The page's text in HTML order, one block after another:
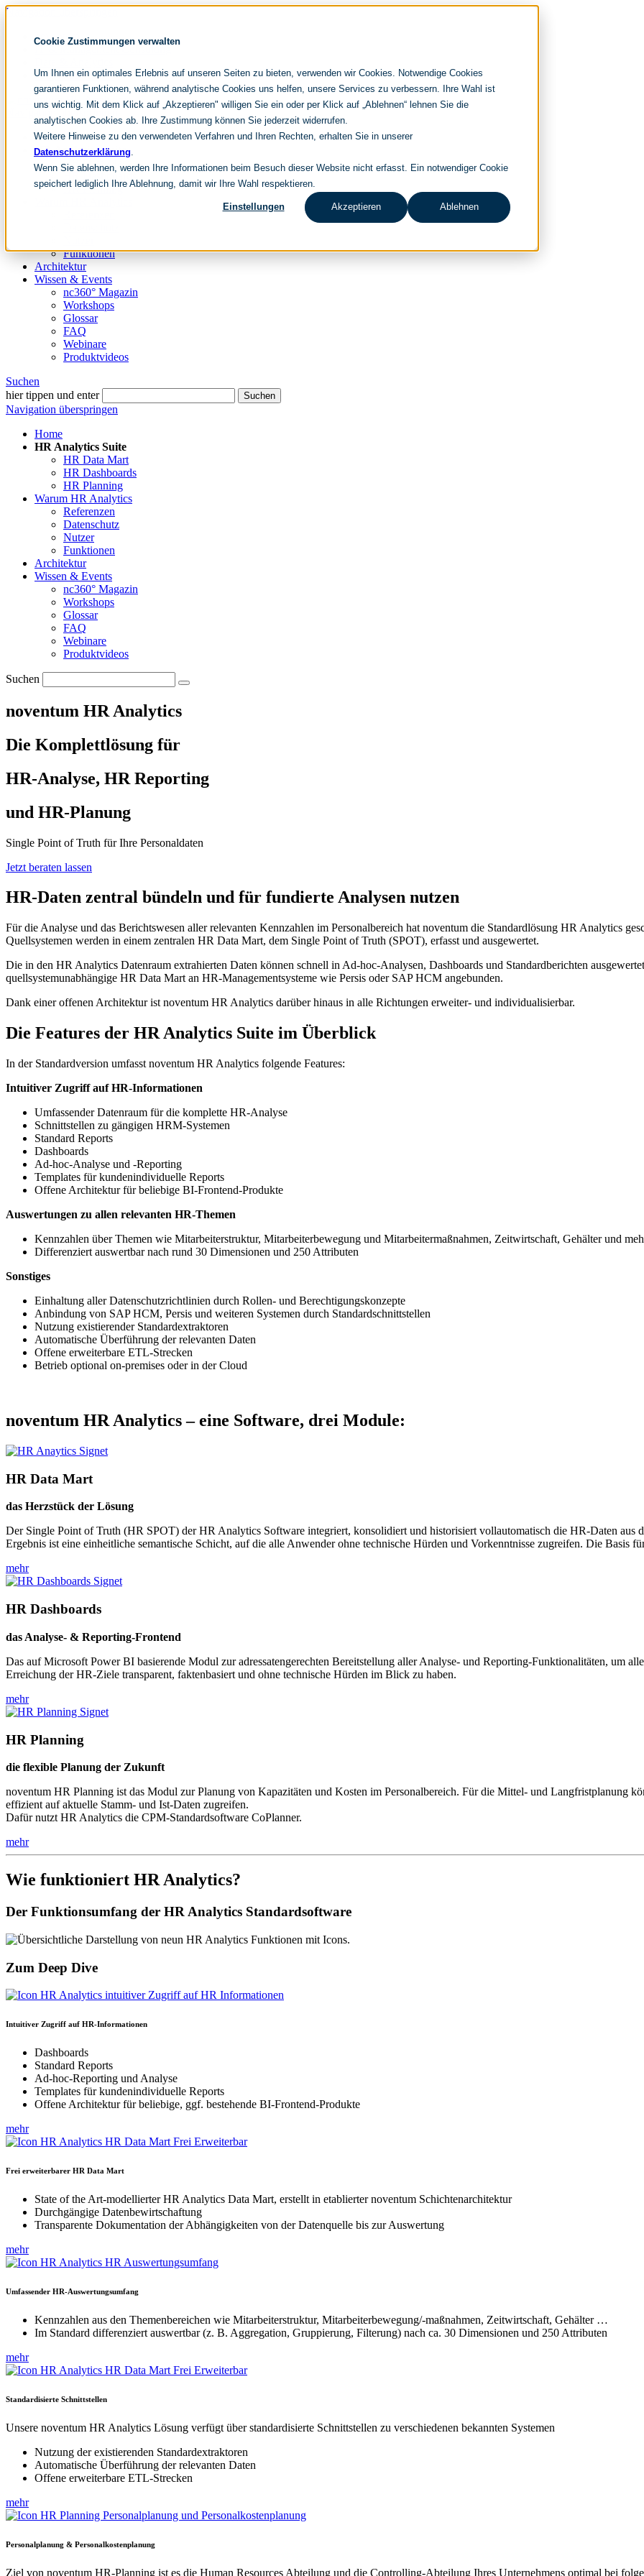
Cookie Zustimmungen verwalten
Um Ihnen ein optimales Erlebnis auf unseren Seiten zu bieten, verwenden wir Cookies. Notwendige Cookies
garantieren Funktionen, während analytische Cookies uns helfen, unsere Services zu verbessern. Ihre Wahl ist
uns wichtig. Mit dem Klick auf „Akzeptieren" willigen Sie ein oder per Klick auf „Ablehnen“ lehnen Sie die
analytischen Cookies ab. Ihre Zustimmung können Sie jederzeit widerrufen.
Weitere Hinweise zu den verwendeten Verfahren und Ihren Rechten, erhalten Sie in unserer
Datenschutzerklärung.
Wenn Sie ablehnen, werden Ihre Informationen beim Besuch dieser Website nicht erfasst. Ein notwendiger Cookie
speichert lediglich Ihre Ablehnung, damit wir Ihre Wahl respektieren.
Einstellungen Akzeptieren Ablehnen
Navigation überspringen
noventum
IT & Management Consulting
People & Culture
Navigation überspringen
Home
HR Analytics Suite
HR Data Mart
HR Dashboards
HR Planning
Funktionen
Architektur
Wissen & Events
nc360° Magazin
Workshops
Glossar
FAQ
Webinare
Produktvideos
Suchen
hier tippen und enter
Suchen
Navigation überspringen
Home
HR Analytics Suite
HR Data Mart
HR Dashboards
HR Planning
Warum HR Analytics
Referenzen
Datenschutz
Nutzer
Funktionen
Architektur
Wissen & Events
nc360° Magazin
Workshops
Glossar
FAQ
Webinare
Produktvideos
Suchen
noventum HR Analytics
Die Komplettlösung für
HR-Analyse, HR Reporting
und HR-Planung
Single Point of Truth für Ihre Personaldaten
Jetzt beraten lassen
HR-Daten zentral bündeln und für fundierte Analysen nutzen
Für die Analyse und das Berichtswesen aller relevanten Kennzahlen im Personalbereich hat noventum die Standardlösung HR Analytics
Quellsystemen werden in einem zentralen HR Data Mart, dem Single Point of Truth (SPOT), erfasst und ausgewertet.
Die in den HR Analytics Datenraum extrahierten Daten können schnell in Ad-hoc-Analysen, Dashboards und Standardberichten
quellsystemunabhängige HR Data Mart an HR-Managementsysteme wie Persis oder SAP HCM angebunden.
Dank einer offenen Architektur ist noventum HR Analytics darüber hinaus in alle Richtungen erweiter- und individualisierbar.
Die Features der HR Analytics Suite im Überblick
In der Standardversion umfasst noventum HR Analytics folgende Features:
Intuitiver Zugriff auf HR-Informationen
Umfassender Datenraum für die komplette HR-Analyse
Schnittstellen zu gängigen HRM-Systemen
Standard Reports
Dashboards
Ad-hoc-Analyse und -Reporting
Templates für kundenindividuelle Reports
Offene Architektur für beliebige BI-Frontend-Produkte
Auswertungen zu allen relevanten HR-Themen
Kennzahlen über Themen wie Mitarbeiterstruktur, Mitarbeiterbewegung und Mitarbeitermaßnahmen, Zeitwirtschaft, Gehälter und
Differenziert auswertbar nach rund 30 Dimensionen und 250 Attributen
Sonstiges
Einhaltung aller Datenschutzrichtlinien durch Rollen- und Berechtigungskonzepte
Anbindung von SAP HCM, Persis und weiteren Systemen durch Standardschnittstellen
Nutzung existierender Standardextraktoren
Automatische Überführung der relevanten Daten
Offene erweiterbare ETL-Strecken
Betrieb optional on-premises oder in der Cloud
noventum HR Analytics – eine Software, drei Module:
HR Data Mart
das Herzstück der Lösung
Der Single Point of Truth (HR SPOT) der HR Analytics Software integriert, konsolidiert und historisiert vollautomatisch die HR-Daten aus
Ergebnis ist eine einheitliche semantische Schicht, auf die alle Anwender ohne technische Hürden und Vorkenntnisse zugreifen. Die Basis
mehr
HR Dashboards
das Analyse- & Reporting-Frontend
Das auf Microsoft Power BI basierende Modul zur adressatengerechten Bereitstellung aller Analyse- und Reporting-Funktionalitäten, um
Erreichung der HR-Ziele transparent, faktenbasiert und ohne technische Hürden im Blick zu haben.
mehr
HR Planning
die flexible Planung der Zukunft
noventum HR Planning ist das Modul zur Planung von Kapazitäten und Kosten im Personalbereich. Für die Mittel- und Langfristplanung
effizient auf aktuelle Stamm- und Ist-Daten zugreifen.
Dafür nutzt HR Analytics die CPM-Standardsoftware CoPlanner.
mehr
Wie funktioniert HR Analytics?
Der Funktionsumfang der HR Analytics Standardsoftware
Zum Deep Dive
Intuitiver Zugriff auf HR-Informationen
Dashboards
Standard Reports
Ad-hoc-Reporting und Analyse
Templates für kundenindividuelle Reports
Offene Architektur für beliebige, ggf. bestehende BI-Frontend-Produkte
mehr
Frei erweiterbarer HR Data Mart
State of the Art-modellierter HR Analytics Data Mart, erstellt in etablierter noventum Schichtenarchitektur
Durchgängige Datenbewirtschaftung
Transparente Dokumentation der Abhängigkeiten von der Datenquelle bis zur Auswertung
mehr
Umfassender HR-Auswertungsumfang
Kennzahlen aus den Themenbereichen wie Mitarbeiterstruktur, Mitarbeiterbewegung/-maßnahmen, Zeitwirtschaft, Gehälter …
Im Standard differenziert auswertbar (z. B. Aggregation, Gruppierung, Filterung) nach ca. 30 Dimensionen und 250 Attributen
mehr
Standardisierte Schnittstellen
Unsere noventum HR Analytics Lösung verfügt über standardisierte Schnittstellen zu verschiedenen bekannten Systemen
Nutzung der existierenden Standardextraktoren
Automatische Überführung der relevanten Daten
Offene erweiterbare ETL-Strecken
mehr
Personalplanung & Personalkostenplanung
Ziel von noventum HR-Planning ist es die Human Resources Abteilung und die Controlling-Abteilung Ihres Unternehmens optimal bei